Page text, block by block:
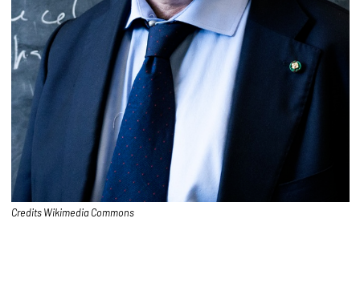
Credits Wikimedia Commons